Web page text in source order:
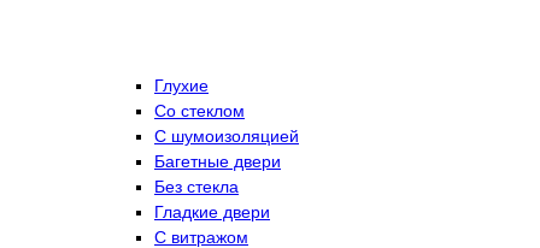
Глухие
Со стеклом
C шумоизоляцией
Багетные двери
Без стекла
Гладкие двери
С витражом